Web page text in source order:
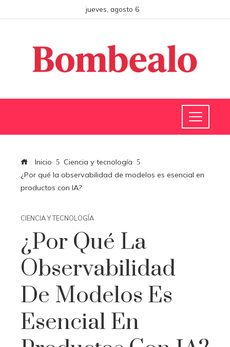
jueves, agosto 6
Inicio
Ciencia y tecnología
¿Por qué la observabilidad de modelos es esencial en
productos con IA?
CIENCIA Y TECNOLOGÍA
¿Por Qué La
Observabilidad
De Modelos Es
Esencial En